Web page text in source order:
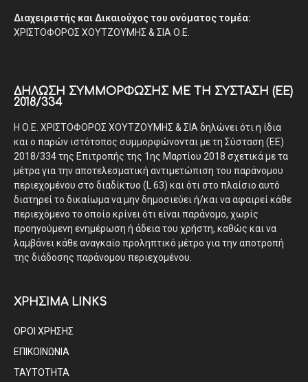
Διαχειριστής και Δικαιούχος του ονόματος τομέα:
ΧΡΙΣΤΟΦΟΡΟΣ ΧΟΥΤΖΟΥΜΗΣ & ΣΙΑ Ο.Ε.
ΔΉΛΩΣΗ ΣΥΜΜΌΡΦΩΣΗΣ ΜΕ ΤΗ ΣΎΣΤΑΣΗ (ΕΕ)
2018/334
Η Ο.Ε. ΧΡΙΣΤΟΦΟΡΟΣ ΧΟΥΤΖΟΥΜΗΣ & ΣΙΑ δηλώνει ότι η ίδια
και ο παρών ιστότοπος συμμορφώνονται με τη Σύσταση (ΕΕ)
2018/334 της Επιτροπής της 1ης Μαρτίου 2018 σχετικά με τα
μέτρα για την αποτελεσματική αντιμετώπιση του παράνομου
περιεχομένου στο διαδίκτυο (L 63) και ότι στο πλαίσιο αυτό
διατηρεί το δικαίωμα να μην δημοσιεύει ή/και να αφαιρεί κάθε
περιεχόμενο το οποίο κρίνει ότι είναι παράνομο, χωρίς
προηγούμενη ενημέρωση ή άδεια του χρήστη, καθώς και να
λαμβάνει κάθε αναγκαίο προληπτικό μέτρο για την αποτροπή
της διάδοσης παράνομου περιεχομένου.
ΧΡΗΣΙΜΑ LINKS
ΟΡΟΙ ΧΡΗΣΗΣ
ΕΠΙΚΟΙΝΩΝΙΑ
ΤΑΥΤΟΤΗΤΑ